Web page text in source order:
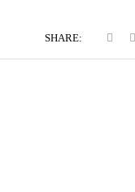
SHARE: